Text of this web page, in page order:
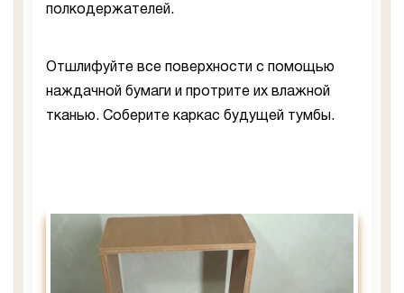
полкодержателей.
Отшлифуйте все поверхности с помощью
наждачной бумаги и протрите их влажной
тканью. Соберите каркас будущей тумбы.